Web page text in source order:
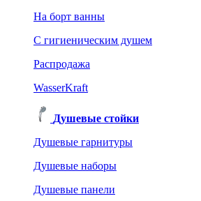
На борт ванны
C гигиеническим душем
Распродажа
WasserKraft
Душевые стойки
Душевые гарнитуры
Душевые наборы
Душевые панели